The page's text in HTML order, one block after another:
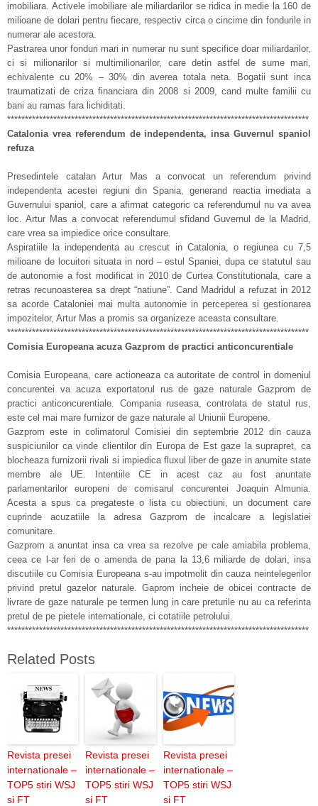
imobiliara. Activele imobiliare ale miliardarilor se ridica in medie la 160 de
milioane de dolari pentru fiecare, respectiv circa o cincime din fondurile in
numerar ale acestora.
Pastrarea unor fonduri mari in numerar nu sunt specifice doar miliardarilor,
ci si milionarilor si multimilionarilor, care detin astfel de sume mari,
echivalente cu 20% – 30% din averea totala neta. Bogatii sunt inca
traumatizati de criza financiara din 2008 si 2009, cand multe familii cu
bani au ramas fara lichiditati.
*************************************************************************************
Catalonia vrea referendum de independenta, insa Guvernul spaniol
refuza
Presedintele catalan Artur Mas a convocat un referendum privind
independenta acestei regiuni din Spania, generand reactia imediata a
Guvernului spaniol, care a afirmat categoric ca referendumul nu va avea
loc. Artur Mas a convocat referendumul sfidand Guvernul de la Madrid,
care vrea sa impiedice orice consultare.
Aspiratiile la independenta au crescut in Catalonia, o regiunea cu 7,5
milioane de locuitori situata in nord – estul Spaniei, dupa ce statutul sau
de autonomie a fost modificat in 2010 de Curtea Constitutionala, care a
retras recunoasterea sa drept “natiune”. Cand Madridul a refuzat in 2012
sa acorde Cataloniei mai multa autonomie in perceperea si gestionarea
impozitelor, Artur Mas a promis sa organizeze aceasta consultare.
*************************************************************************************
Comisia Europeana acuza Gazprom de practici anticoncurentiale
Comisia Europeana, care actioneaza ca autoritate de control in domeniul
concurentei va acuza exportatorul rus de gaze naturale Gazprom de
practici anticoncurentiale. Compania ruseasa, controlata de statul rus,
este cel mai mare furnizor de gaze naturale al Uniunii Europene.
Gazprom este in colimatorul Comisiei din septembrie 2012 din cauza
suspiciunilor ca vinde clientilor din Europa de Est gaze la suprapret, ca
blocheaza furnizorii rivali si impiedica fluxul liber de gaze in anumite state
membre ale UE. Intentiile CE in acest caz au fost anuntate
parlamentarilor europeni de comisarul concurentei Joaquin Almunia.
Acesta a spus ca pregateste o lista cu obiectiuni, un document care
cuprinde acuzatiile la adresa Gazprom de incalcare a legislatiei
comunitare.
Gazprom a anuntat insa ca vrea sa rezolve pe cale amiabila problema,
ceea ce l-ar feri de o amenda de pana la 13,6 miliarde de dolari, insa
discutiile cu Comisia Europeana s-au impotmolit din cauza neintelegerilor
privind pretul gazelor naturale. Gaprom incheie de obicei contracte de
livrare de gaze naturale pe termen lung in care preturile nu au ca referinta
pretul de pe pietele internationale, ci cotatiile petrolului.
*************************************************************************************
Related Posts
Revista presei
internationale –
TOP5 stiri WSJ
si FT
Revista presei
internationale –
TOP5 stiri WSJ
si FT
Revista presei
internationale –
TOP5 stiri WSJ
si FT